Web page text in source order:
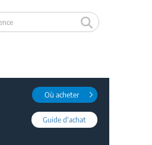
Où acheter
Guide d'achat